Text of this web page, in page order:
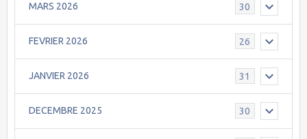
MARS 2026 30
FEVRIER 2026 26
JANVIER 2026 31
DECEMBRE 2025 30